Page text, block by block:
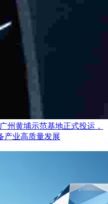
州黄埔示范基地正式投运，
产业高质量发展